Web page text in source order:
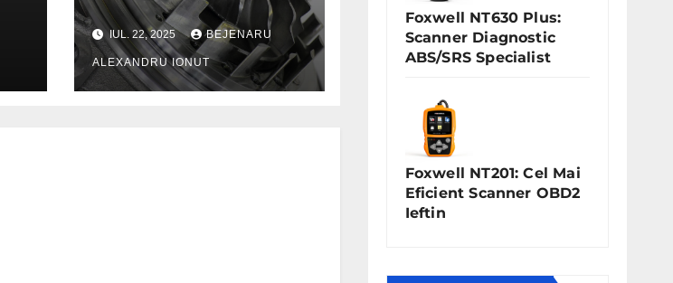
IUL. 22, 2025 BEJENARU
ALEXANDRU IONUT
Foxwell NT630 Plus:
Scanner Diagnostic
ABS/SRS Specialist
Foxwell NT201: Cel Mai
Eficient Scanner OBD2
Ieftin